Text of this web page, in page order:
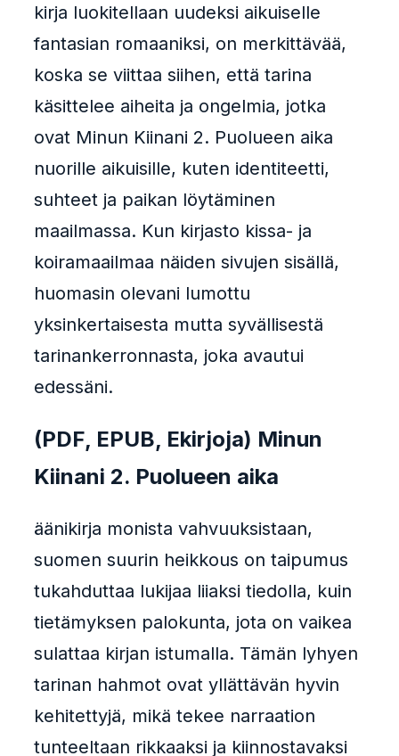
kirja luokitellaan uudeksi aikuiselle
fantasian romaaniksi, on merkittävää,
koska se viittaa siihen, että tarina
käsittelee aiheita ja ongelmia, jotka
ovat Minun Kiinani 2. Puolueen aika
nuorille aikuisille, kuten identiteetti,
suhteet ja paikan löytäminen
maailmassa. Kun kirjasto kissa- ja
koiramaailmaa näiden sivujen sisällä,
huomasin olevani lumottu
yksinkertaisesta mutta syvällisestä
tarinankerronnasta, joka avautui
edessäni.
(PDF, EPUB, Ekirjoja) Minun
Kiinani 2. Puolueen aika
äänikirja monista vahvuuksistaan,
suomen suurin heikkous on taipumus
tukahduttaa lukijaa liiaksi tiedolla, kuin
tietämyksen palokunta, jota on vaikea
sulattaa kirjan istumalla. Tämän lyhyen
tarinan hahmot ovat yllättävän hyvin
kehitettyjä, mikä tekee narraation
tunteeltaan rikkaaksi ja kiinnostavaksi